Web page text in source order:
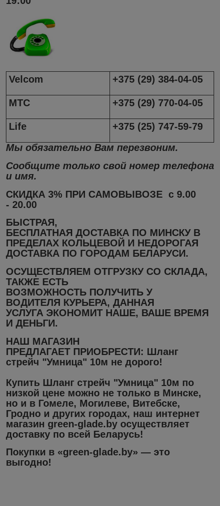
Velcom +375 (29) 384-04-05
МТС +375 (29) 770-04-05
Life
+375 (25) 747-59-79
Мы обязательно Вам перезвоним.
Сообщите только свой номер телефона
и имя.
СКИДКА 3% ПРИ САМОВЫВОЗЕ с 9.00
- 20.00
БЫСТРАЯ,
БЕСПЛАТНАЯ ДОСТАВКА ПО МИНСКУ В
ПРЕДЕЛАХ КОЛЬЦЕВОЙ И НЕДОРОГАЯ
ДОСТАВКА ПО ГОРОДАМ БЕЛАРУСИ.
ОСУЩЕСТВЛЯЕМ ОТГРУЗКУ СО СКЛАДА,
ТАКЖЕ ЕСТЬ
ВОЗМОЖНОСТЬ ПОЛУЧИТЬ У
ВОДИТЕЛЯ КУРЬЕРА, ДАННАЯ
УСЛУГА ЭКОНОМИТ НАШЕ, ВАШЕ ВРЕМЯ
И ДЕНЬГИ.
НАШ МАГАЗИН
ПРЕДЛАГАЕТ ПРИОБРЕСТИ: Шланг
стрейч "Умница" 10м не дорого!
Купить Шланг стрейч "Умница" 10м по
низкой цене можно не только в Минске,
но и в Гомеле, Могилеве, Витебске,
Гродно и других городах, наш интернет
магазин green-glade.by осуществляет
доставку по всей Беларусь!
Покупки в «green-glade.by» — это
выгодно!